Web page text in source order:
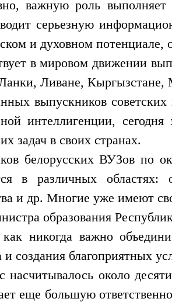
важную роль
серьезную
и духовном
в мировом движении
Ливане, Кыргызстане,
выпускников
интеллигенции,
задач в своих странах.
белорусских ВУЗов по
в различных областях:
и др. Многие уже имеют
образования
никогда важно
создания благоприятных
насчитывалось около
еще большую